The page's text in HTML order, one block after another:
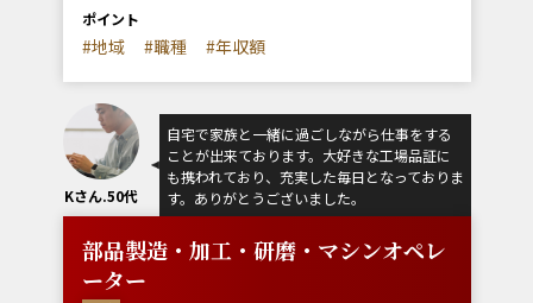
ポイント
#地域 #職種 #年収額
Kさん.50代
自宅で家族と一緒に過ごしながら仕事をする
ことが出来ております。大好きな工場品証に
も携われており、充実した毎日となっておりま
す。ありがとうございました。
部品製造・加工・研磨・マシンオペレ
ーター